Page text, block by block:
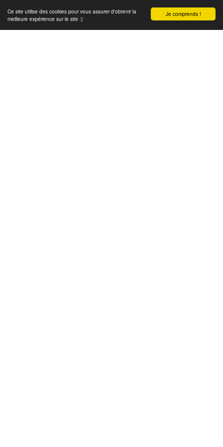
Je comprends !
Ce site utilise des cookies pour vous assurer d'obtenir la
meilleure expérience sur le site :)